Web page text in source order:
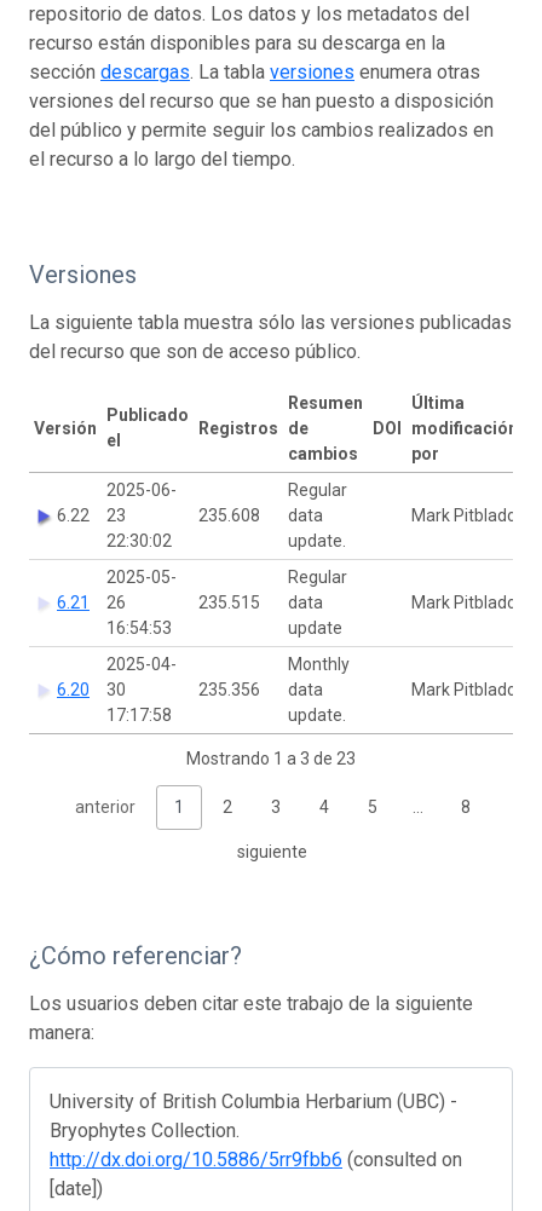
repositorio de datos. Los datos y los metadatos del
recurso están disponibles para su descarga en la
sección descargas. La tabla versiones enumera otras
versiones del recurso que se han puesto a disposición
del público y permite seguir los cambios realizados en
el recurso a lo largo del tiempo.
Versiones
La siguiente tabla muestra sólo las versiones publicadas
del recurso que son de acceso público.
Versión
Publicado
el
Registros
Resumen
de
cambios
DOI
Última
modificación
por
6.22
2025-06-
23
22:30:02
235.608
Regular
data
update.
Mark Pitblado
6.21
2025-05-
26
16:54:53
235.515
Regular
data
update
Mark Pitblado
6.20
2025-04-
30
17:17:58
235.356
Monthly
data
update.
Mark Pitblado
Mostrando 1 a 3 de 23
anterior 1 2 3 4 5 8
siguiente
¿Cómo referenciar?
Los usuarios deben citar este trabajo de la siguiente
manera:
University of British Columbia Herbarium (UBC) -
Bryophytes Collection.
http://dx.doi.org/10.5886/5rr9fbb6 (consulted on
[date])